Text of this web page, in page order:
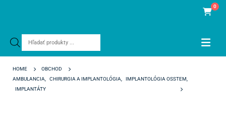
Products
0
HOME
OBCHOD
AMBULANCIA
CHIRURGIA A IMPLANTOLÓGIA IMPLANTOLÓGIA OSSTEM
IMPLANTÁTY